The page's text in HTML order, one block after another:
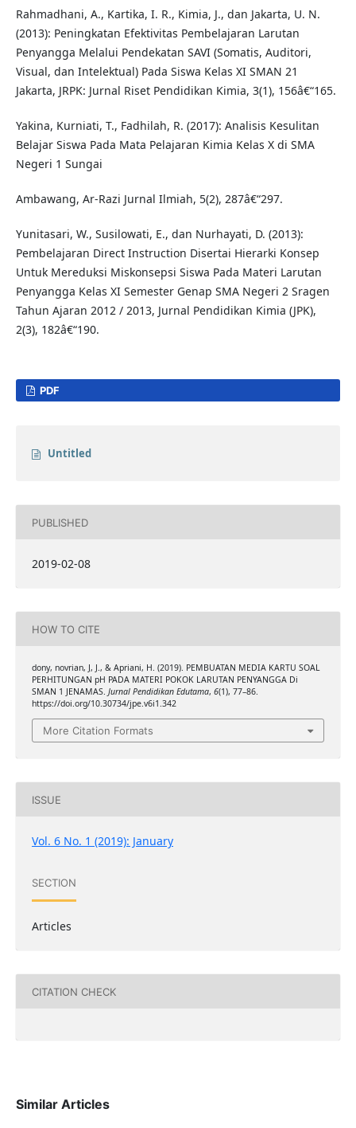
Rahmadhani, A., Kartika, I. R., Kimia, J., dan Jakarta, U. N.
(2013): Peningkatan Efektivitas Pembelajaran Larutan
Penyangga Melalui Pendekatan SAVI (Somatis, Auditori,
Visual, dan Intelektual) Pada Siswa Kelas XI SMAN 21
Jakarta, JRPK: Jurnal Riset Pendidikan Kimia, 3(1), 156â€“165.
Yakina, Kurniati, T., Fadhilah, R. (2017): Analisis Kesulitan
Belajar Siswa Pada Mata Pelajaran Kimia Kelas X di SMA
Negeri 1 Sungai
Ambawang, Ar-Razi Jurnal Ilmiah, 5(2), 287â€“297.
Yunitasari, W., Susilowati, E., dan Nurhayati, D. (2013):
Pembelajaran Direct Instruction Disertai Hierarki Konsep
Untuk Mereduksi Miskonsepsi Siswa Pada Materi Larutan
Penyangga Kelas XI Semester Genap SMA Negeri 2 Sragen
Tahun Ajaran 2012 / 2013, Jurnal Pendidikan Kimia (JPK),
2(3), 182â€“190.
PDF
Untitled
PUBLISHED
2019-02-08
HOW TO CITE
dony, novrian, J, J., & Apriani, H. (2019). PEMBUATAN MEDIA KARTU SOAL
PERHITUNGAN pH PADA MATERI POKOK LARUTAN PENYANGGA Di
SMAN 1 JENAMAS. Jurnal Pendidikan Edutama, 6(1), 77–86.
https://doi.org/10.30734/jpe.v6i1.342
More Citation Formats
ISSUE
Vol. 6 No. 1 (2019): January
SECTION
Articles
CITATION CHECK
Similar Articles